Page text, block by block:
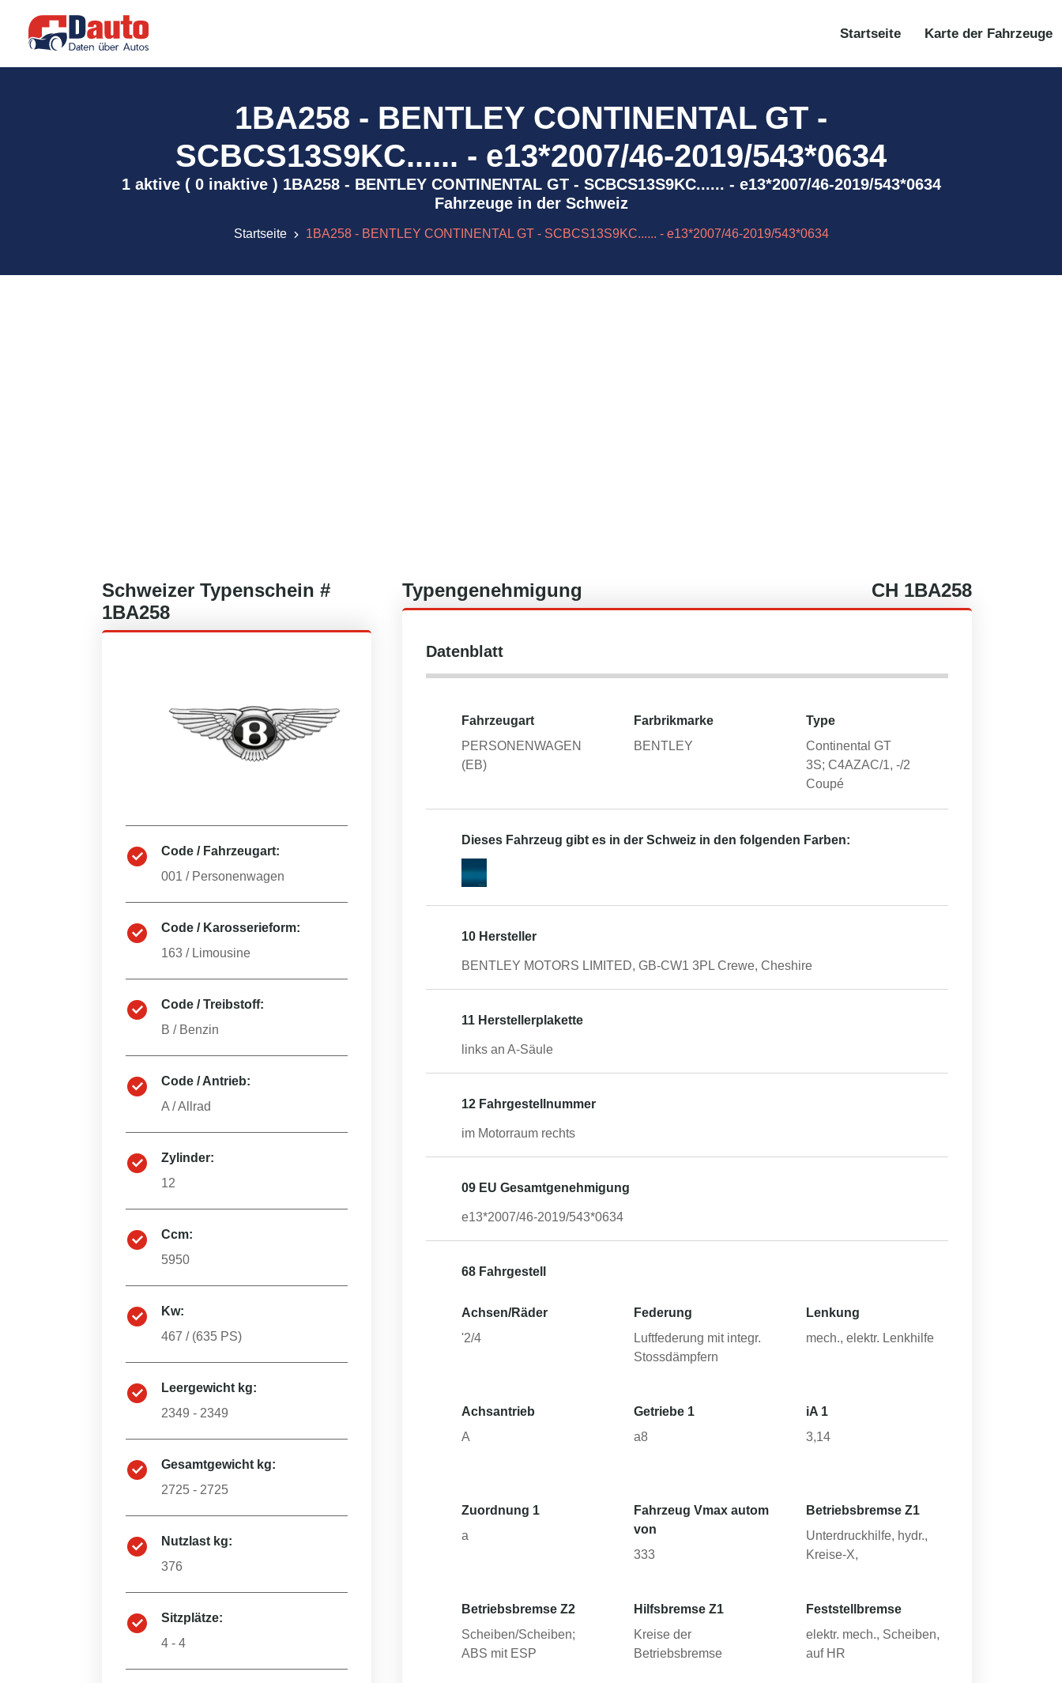
Startseite Karte der Fahrzeuge
1BA258 - BENTLEY CONTINENTAL GT -
SCBCS13S9KC...... - e13*2007/46-2019/543*0634
1 aktive ( 0 inaktive ) 1BA258 - BENTLEY CONTINENTAL GT - SCBCS13S9KC...... - e13*2007/46-2019/543*0634
Fahrzeuge in der Schweiz
Startseite 1BA258 - BENTLEY CONTINENTAL GT - SCBCS13S9KC...... - e13*2007/46-2019/543*0634
Schweizer Typenschein #
1BA258
Code / Fahrzeugart:
001 / Personenwagen
Code / Karosserieform:
163 / Limousine
Code / Treibstoff:
B / Benzin
Code / Antrieb:
A /Allrad
Zylinder:
12
Ccm:
5950
Kw:
467 / (635 PS)
Leergewicht kg:
2349 - 2349
Gesamtgewicht kg:
2725 - 2725
Nutzlast kg:
376
Sitzplätze:
4 - 4
Typengenehmigung CH 1BA258
Datenblatt
Fahrzeugart
PERSONENWAGEN
(EB)
Farbrikmarke
BENTLEY
Type
Continental GT
3S; C4AZAC/1, -/2
Coupé
Dieses Fahrzeug gibt es in der Schweiz in den folgenden Farben:
10 Hersteller
BENTLEY MOTORS LIMITED, GB-CW1 3PL Crewe, Cheshire
11 Herstellerplakette
links an A-Säule
12 Fahrgestellnummer
im Motorraum rechts
09 EU Gesamtgenehmigung
e13*2007/46-2019/543*0634
68 Fahrgestell
Achsen/Räder
'2/4
Federung
Luftfederung mit integr.
Stossdämpfern
Lenkung
mech., elektr. Lenkhilfe
Achsantrieb
A
Getriebe 1
a8
iA 1
3,14
Zuordnung 1
a
Fahrzeug Vmax autom
von
333
Betriebsbremse Z1
Unterdruckhilfe, hydr.,
Kreise-X,
Betriebsbremse Z2
Scheiben/Scheiben;
ABS mit ESP
Hilfsbremse Z1
Kreise der
Betriebsbremse
Feststellbremse
elektr. mech., Scheiben,
auf HR